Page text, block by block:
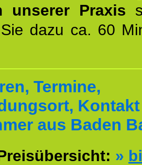
unserer Praxis
dazu ca. 60
Termine,
aus Baden
»